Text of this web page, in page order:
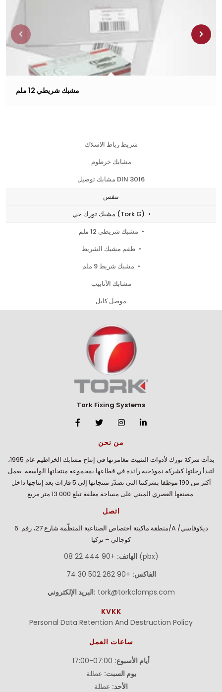
شريط رباط الاسلاك
مشابك خرطوم
مشابك توصيل DIN 3016
تنفس
مشبك تورك جي (Tork G)
مشابك الأنابيب
موصل كابل
مشبك شريطي 12 ملم
Tork Fixing Systems
من نحن
بدأت شركة تورك لأدوات التثبيت مغامرتها في إنتاج مشابك الخراطيم عام 1995،
لتبدأ رحلتها كشركة نموذجية رائدة في قطاعها بمجموعة منتجاتها الواسعة. يعمل
أكثر من 190 موظفا بشركتنا التي تصدّر منتجاتها إلى 5 قارات بعد إنتاجها داخل
مصنعها العصري المبني على مساحة مغلقة تبلغ 13.000 متر مربع.
اتصل
منطقة ماكينة اختصاص الصناعية المنظّمة شارع 27، رقم :6/A ديلاوفاسي/
كوجالي – تركيا
الهاتف: +90 444 22 08 (pbx)
الفاكس: +90 262 502 30 74
البريد الإلكتروني: tork@torkclamps.com
KVKK
Personal Data Retention And Destruction Policy
ساعات العمل
أيام الأسبوع:
يوم السبت: عطلة
الأحد: عطلة